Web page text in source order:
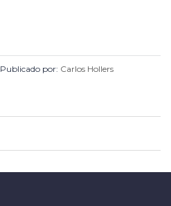
Publicado por: Carlos Hollers